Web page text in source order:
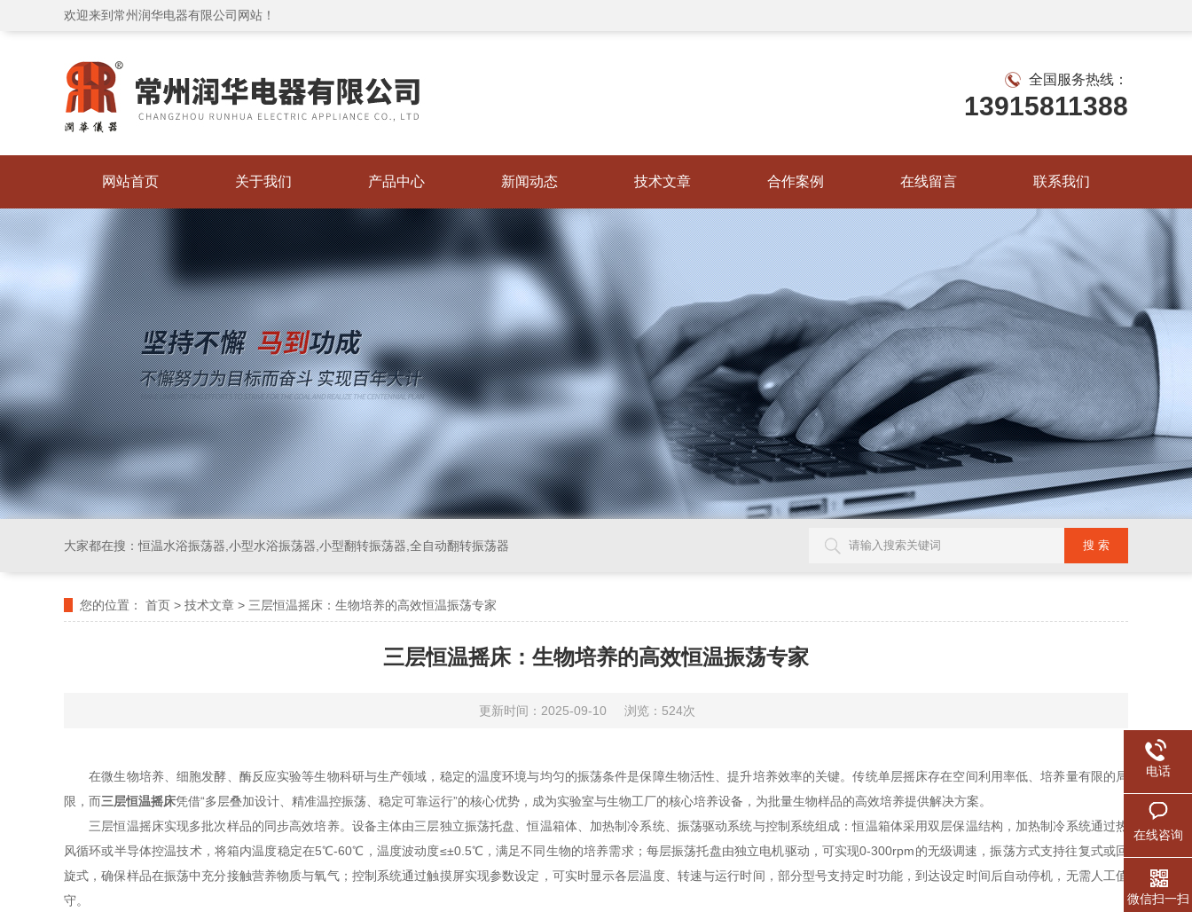
欢迎来到常州润华电器有限公司网站！
全国服务热线：
13915811388
网站首页 关于我们 产品中心 新闻动态 技术文章 合作案例 在线留言 联系我们
大家都在搜：恒温水浴振荡器,小型水浴振荡器,小型翻转振荡器,全自动翻转振荡器
您的位置： 首页 > 技术文章 > 三层恒温摇床：生物培养的高效恒温振荡专家
三层恒温摇床：生物培养的高效恒温振荡专家
更新时间：2025-09-10 浏览：524次
在微生物培养、细胞发酵、酶反应实验等生物科研与生产领域，稳定的温度环境与均匀的振荡条件是保障生物活性、提升培养效率的关键。传统单层摇床存在空间利用率低、培养量有限的局
限，而三层恒温摇床凭借“多层叠加设计、精准温控振荡、稳定可靠运行”的核心优势，成为实验室与生物工厂的核心培养设备，为批量生物样品的高效培养提供解决方案。​
三层恒温摇床实现多批次样品的同步高效培养。设备主体由三层独立振荡托盘、恒温箱体、加热制冷系统、振荡驱动系统与控制系统组成：恒温箱体采用双层保温结构，加热制冷系统通过热
风循环或半导体控温技术，将箱内温度稳定在5℃-60℃，温度波动度≤±0.5℃，满足不同生物的培养需求；每层振荡托盘由独立电机驱动，可实现0-300rpm的无级调速，振荡方式支持往复式或回
旋式，确保样品在振荡中充分接触营养物质与氧气；控制系统通过触摸屏实现参数设定，可实时显示各层温度、转速与运行时间，部分型号支持定时功能，到达设定时间后自动停机，无需人工值
守。​
电话
在线咨询
微信扫一扫